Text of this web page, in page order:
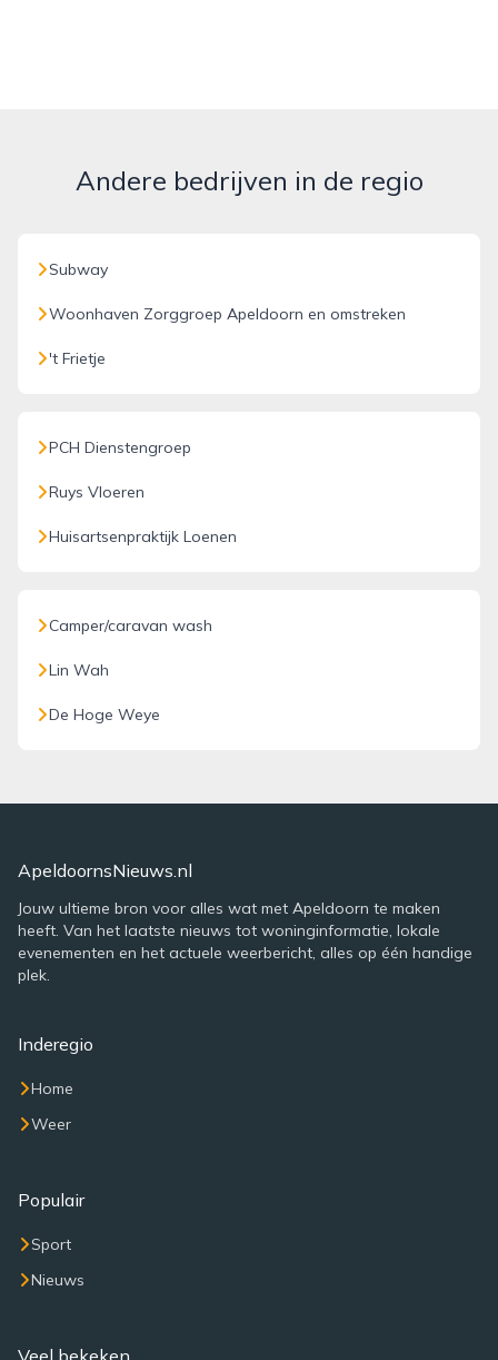
Andere bedrijven in de regio
Subway
Woonhaven Zorggroep Apeldoorn en omstreken
't Frietje
PCH Dienstengroep
Ruys Vloeren
Huisartsenpraktijk Loenen
Camper/caravan wash
Lin Wah
De Hoge Weye
ApeldoornsNieuws.nl
Jouw ultieme bron voor alles wat met Apeldoorn te maken
heeft. Van het laatste nieuws tot woninginformatie, lokale
evenementen en het actuele weerbericht, alles op één handige
plek.
Inderegio
Home
Weer
Populair
Sport
Nieuws
Veel bekeken